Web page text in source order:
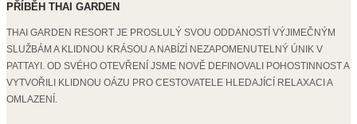
PŘÍBĚH THAI GARDEN
THAI GARDEN RESORT JE PROSLULÝ SVOU ODDANOSTÍ VÝJIMEČNÝM
SLUŽBÁM A KLIDNOU KRÁSOU A NABÍZÍ NEZAPOMENUTELNÝ ÚNIK V
PATTAYI. OD SVÉHO OTEVŘENÍ JSME NOVĚ DEFINOVALI POHOSTINNOST A
VYTVOŘILI KLIDNOU OÁZU PRO CESTOVATELE HLEDAJÍCÍ RELAXACI A
OMLAZENÍ.